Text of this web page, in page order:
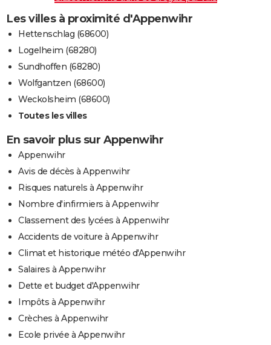
Les villes à proximité d'Appenwihr
Hettenschlag (68600)
Logelheim (68280)
Sundhoffen (68280)
Wolfgantzen (68600)
Weckolsheim (68600)
Toutes les villes
En savoir plus sur Appenwihr
Appenwihr
Avis de décès à Appenwihr
Risques naturels à Appenwihr
Nombre d'infirmiers à Appenwihr
Classement des lycées à Appenwihr
Accidents de voiture à Appenwihr
Climat et historique météo d'Appenwihr
Salaires à Appenwihr
Dette et budget d'Appenwihr
Impôts à Appenwihr
Crèches à Appenwihr
Ecole privée à Appenwihr